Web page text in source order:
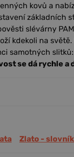
kovů a
základních
slévárny
kdekoli na
samotných
se dá rychle
Zlato -